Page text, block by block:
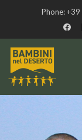
Phone:+39